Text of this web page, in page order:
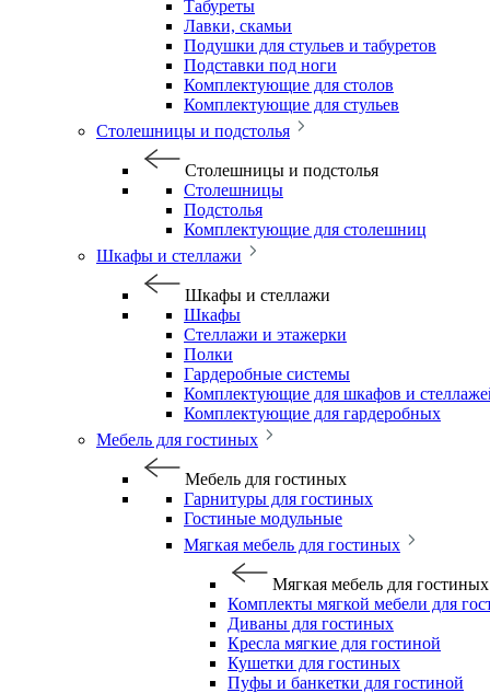
Табуреты
Лавки, скамьи
Подушки для стульев и табуретов
Подставки под ноги
Комплектующие для столов
Комплектующие для стульев
Столешницы и подстолья
Столешницы и подстолья
Столешницы
Подстолья
Комплектующие для столешниц
Шкафы и стеллажи
Шкафы и стеллажи
Шкафы
Стеллажи и этажерки
Полки
Гардеробные системы
Комплектующие для шкафов и
Комплектующие для гардеробных
Мебель для гостиных
Мебель для гостиных
Гарнитуры для гостиных
Гостиные модульные
Мягкая мебель для гостиных
Мягкая мебель для гостиных
Комплекты мягкой мебели для
Диваны для гостиных
Кресла мягкие для гостиной
Кушетки для гостиных
Пуфы и банкетки для гостиной